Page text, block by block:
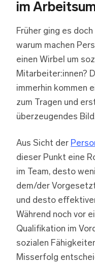
im
Früher ging es
warum machen
einen Wirbel um
Mitarbeiter:innen?
immerhin kommen
zum Tragen und
überzeugendes
Aus Sicht der
dieser Punkt eine
im Team, desto
dem/der
und desto
Während noch vor
Qualifikation im
sozialen
Misserfolg